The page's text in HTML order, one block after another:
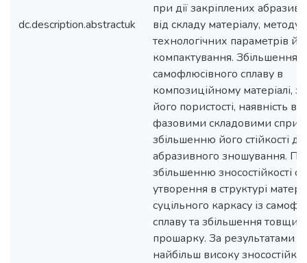
dc.description.abstractuk
при дії закріплених
від складу матеріалу, методу
технологічних параметрів
компактування. Збільшення
самофлюсівного сплаву в
композиційному матеріалі,
його пористості, наявність
фазовими складовими
збільшенню його стійкості до
абразивного зношування.
збільшенню зносостійкості
утворення в структурі
суцільного каркасу із
сплаву та збільшення
прошарку. За результатами
найбільш високу